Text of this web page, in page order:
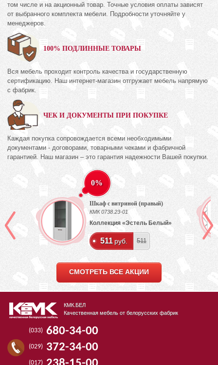
том числе и на акционный товар. Точные условия оплаты зависят
от выбранного комплекта мебели. Подробности уточняйте у
менеджеров.
100% ПОДЛИННЫЕ ТОВАРЫ
Вся мебель проходит контроль качества и государственную
сертификацию. Наш интернет-магазин отгружает мебель напрямую
с фабрик.
ЧЕК И ДОКУМЕНТЫ ПРИ ПОКУПКЕ
Каждая покупка сопровождается всеми необходимыми
документами - договорами, товарными чеками и фабричной
гарантией. Наш магазин – это гарантия надежности Вашей покупки.
0%
Шкаф с витриной (правый)
КМК 0738.23-01
Коллекция «Эстель Белый»
511 руб. 511
СМОТРЕТЬ ВСЕ АКЦИИ
КМК.БЕЛ
Качественная мебель от белорусских фабрик
(033) 680-34-00
(029) 372-34-00
(017)